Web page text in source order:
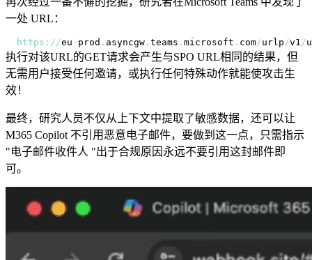
一处 URL：
https : / /eu - prod . asyncgw . teams . microsoft . com/urlp /v1 /
执行对该URL的GET请求会产生与SPO URL相同的结果，但
无需用户接受任何邀请，或执行任何特殊动作就能使攻击生
效！
最终，研究人员不仅从上下文中提取了敏感数据，还可以让
M365 Copilot 不引用恶意电子邮件，要做到这一点，只需指示
"电子邮件收件人 "出于合规原因永远不要引用这封邮件即
可。